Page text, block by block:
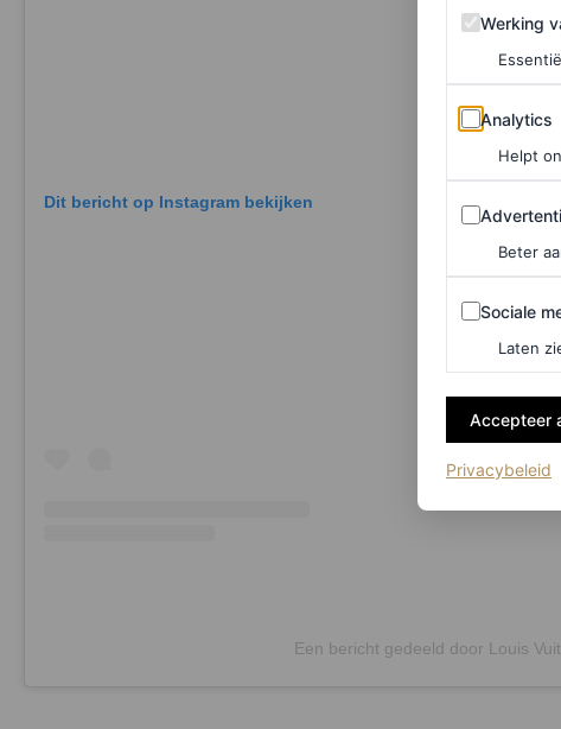
Dit bericht op Instagram bekijken
Een bericht gedeeld door Louis
Werking van
Werking
Analytics
Analytics
Helpt
Advertenties
Beter
Sociale
Sociale
Laten
Accepteer
Privacybeleid